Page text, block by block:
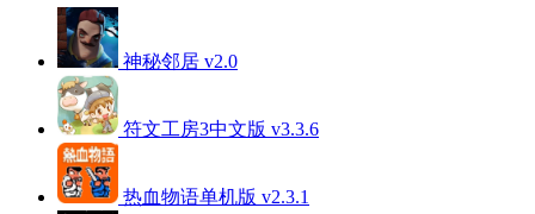
神秘邻居 v2.0
符文工房3中文版 v3.3.6
热血物语单机版 v2.3.1